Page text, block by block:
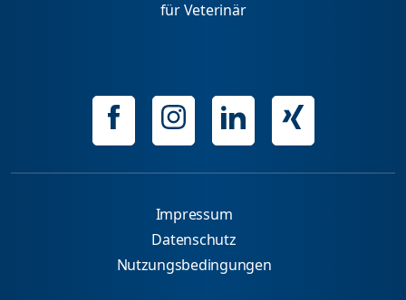
für Veterinär
Impressum
Datenschutz
Nutzungsbedingungen